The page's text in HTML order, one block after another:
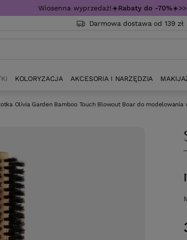
Wiosenna wyprzedaż!☀️Rabaty do -70%
Darmowa dostawa od 139 zł
KOLORYZACJA AKCESORIA I NARZĘDZIA
Olivia Garden Bamboo Touch Blowout Boar do modelowania